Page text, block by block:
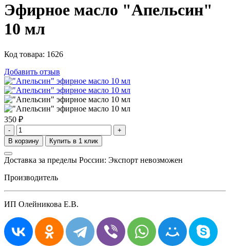
Эфирное масло "Апельсин"
10 мл
Код товара: 1626
Добавить отзыв
350 ₽
- +
Доставка за пределы России: Экспорт невозможен
Производитель
ИП Олейникова Е.В.